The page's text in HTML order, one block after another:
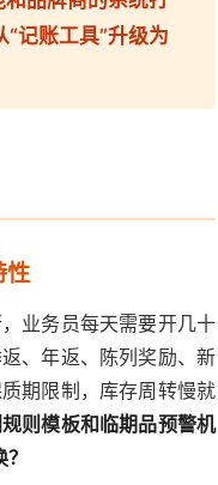
记账工具”升级为
性
业务员每天需要开几十
、年返、陈列奖励、新
期限制，库存周转慢就
则模板和临期品预警机